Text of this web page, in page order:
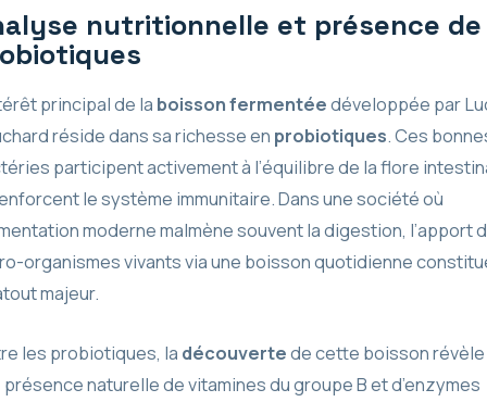
nutritionnelle et présence de
principal de la boisson fermentéedéveloppée par
réside dans sa richesse en probiotiques. Ces
participent activement à l’équilibre de la flore
le système immunitaire. Dans une société où
moderne malmène souvent la digestion, l’apport
organismes vivants via une boisson quotidienne
majeur.
les probiotiques, la découvertede cette boisson révèle
présence naturelle de vitamines du groupe B et d’enzymes